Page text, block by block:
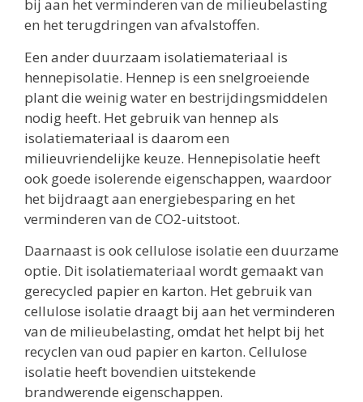
bij aan het verminderen van de milieubelasting
en het terugdringen van afvalstoffen.
Een ander duurzaam isolatiemateriaal is
hennepisolatie. Hennep is een snelgroeiende
plant die weinig water en bestrijdingsmiddelen
nodig heeft. Het gebruik van hennep als
isolatiemateriaal is daarom een
milieuvriendelijke keuze. Hennepisolatie heeft
ook goede isolerende eigenschappen, waardoor
het bijdraagt aan energiebesparing en het
verminderen van de CO2-uitstoot.
Daarnaast is ook cellulose isolatie een duurzame
optie. Dit isolatiemateriaal wordt gemaakt van
gerecycled papier en karton. Het gebruik van
cellulose isolatie draagt bij aan het verminderen
van de milieubelasting, omdat het helpt bij het
recyclen van oud papier en karton. Cellulose
isolatie heeft bovendien uitstekende
brandwerende eigenschappen.